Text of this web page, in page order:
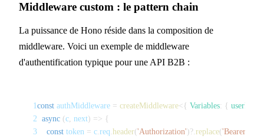
Middleware custom : le pattern chain
La puissance de Hono réside dans la composition de
middleware. Voici un exemple de middleware
d'authentification typique pour une API B2B :
1const authMiddleware = createMiddleware<{ Variables: { userId
2 async (c next) => {
3
const token = c req header('Authorization')?. replace('Bearer '